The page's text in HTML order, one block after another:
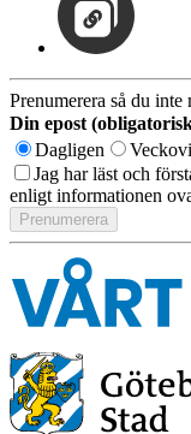
Prenumerera så du inte
Din epost
Dagligen
Jag har läst och
enligt informationen